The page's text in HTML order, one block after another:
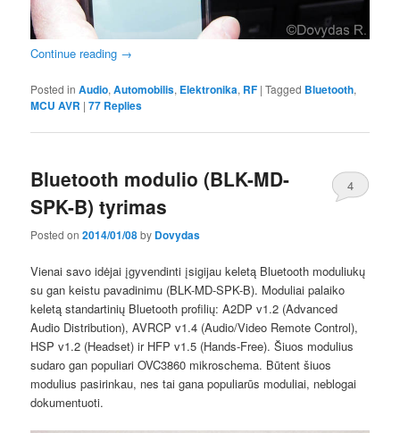
Continue reading →
Posted in Audio,Automobilis, Elektronika, RF |Tagged Bluetooth,
MCU AVR |77 Replies
Bluetooth modulio (BLK-MD-
SPK-B) tyrimas
Posted on2014/01/08by Dovydas
4
Vienai savo idėjai įgyvendinti įsigijau keletą Bluetooth moduliukų
su gan keistu pavadinimu (BLK-MD-SPK-B). Moduliai palaiko
keletą standartinių Bluetooth profilių: A2DP v1.2 (Advanced
Audio Distribution), AVRCP v1.4 (Audio/Video Remote Control),
HSP v1.2 (Headset) ir HFP v1.5 (Hands-Free). Šiuos modulius
sudaro gan populiari OVC3860 mikroschema. Būtent šiuos
modulius pasirinkau, nes tai gana populiarūs moduliai, neblogai
dokumentuoti.